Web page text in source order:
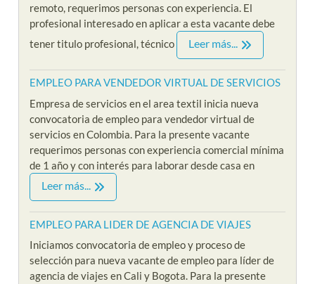
remoto, requerimos personas con experiencia. El
profesional interesado en aplicar a esta vacante debe
tener titulo profesional, técnico
Leer más...
EMPLEO PARA VENDEDOR VIRTUAL DE SERVICIOS
Empresa de servicios en el area textil inicia nueva
convocatoria de empleo para vendedor virtual de
servicios en Colombia. Para la presente vacante
requerimos personas con experiencia comercial mínima
de 1 año y con interés para laborar desde casa en
Leer más...
EMPLEO PARA LIDER DE AGENCIA DE VIAJES
Iniciamos convocatoria de empleo y proceso de
selección para nueva vacante de empleo para líder de
agencia de viajes en Cali y Bogota. Para la presente